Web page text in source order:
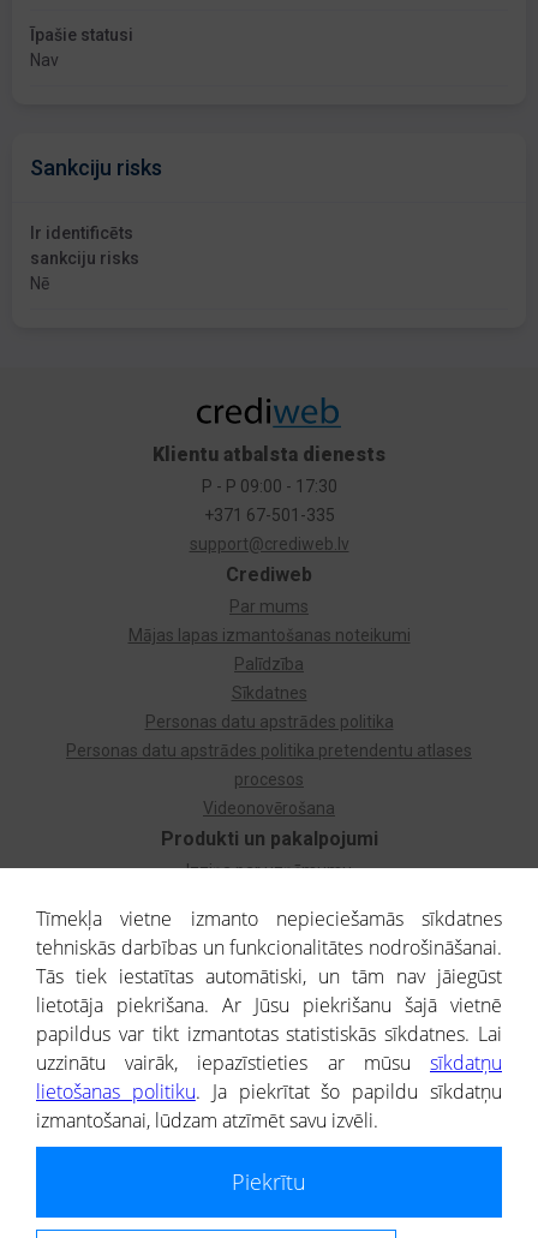
Īpašie statusi
Nav
Sankciju risks
Ir identificēts
sankciju risks
Nē
Produkti un pakalpojumi
Izziņa par uzņēmumu
Dzimtas koks
Uzņēmumu atlase
Monitorings
Kredītizziņa par ārvalstu uzņēmumiem
Crediweb
Par mums
Mājas lapas izmantošanas noteikumi
Palīdzība
Sīkdatnes
Personas datu apstrādes politika
Personas datu apstrādes politika pretendentu atlases
procesos
Videonovērošana
Klientu atbalsta dienests
P - P 09:00 - 17:30
+371 67-501-335
support@crediweb.lv
® CREDITREFORM Latvija
SIA
Portāla ietvaros saņemtajai informācijai ir uzziņas raksturs, un tai nav
Tīmekļa vietne izmanto nepieciešamās sīkdatnes
tehniskās darbības un funkcionalitātes nodrošināšanai.
Tās tiek iestatītas automātiski, un tām nav jāiegūst
lietotāja piekrišana. Ar Jūsu piekrišanu šajā vietnē
papildus var tikt izmantotas statistiskās sīkdatnes. Lai
uzzinātu vairāk, iepazīstieties ar mūsu sīkdatņu
lietošanas politiku. Ja piekrītat šo papildu sīkdatņu
izmantošanai, lūdzam atzīmēt savu izvēli.
Piekrītu